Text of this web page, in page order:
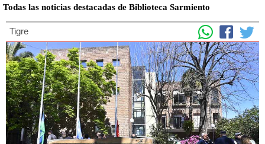
Todas las noticias destacadas de Biblioteca Sarmiento
Tigre